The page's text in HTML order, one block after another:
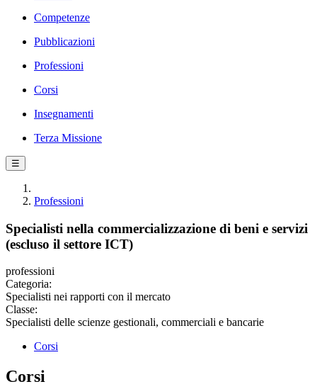
Competenze
Pubblicazioni
Professioni
Corsi
Insegnamenti
Terza Missione
☰
Professioni
Specialisti nella commercializzazione di beni e servizi
(escluso il settore ICT)
professioni
Categoria:
Specialisti nei rapporti con il mercato
Classe:
Specialisti delle scienze gestionali, commerciali e bancarie
Corsi
Corsi